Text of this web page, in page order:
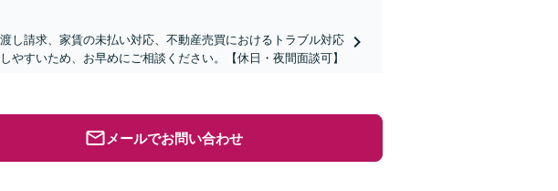
し請求、家賃の未払い対応、不動産売買におけるトラブル対応
すいため、お早めにご相談ください。【休日・夜間面談可】
メールでお問い合わせ